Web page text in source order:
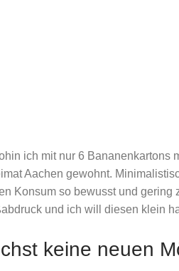
ich mit nur 6
Aachen gewohnt.
Konsum so bewusst und
und ich will diesen klein
keine neuen